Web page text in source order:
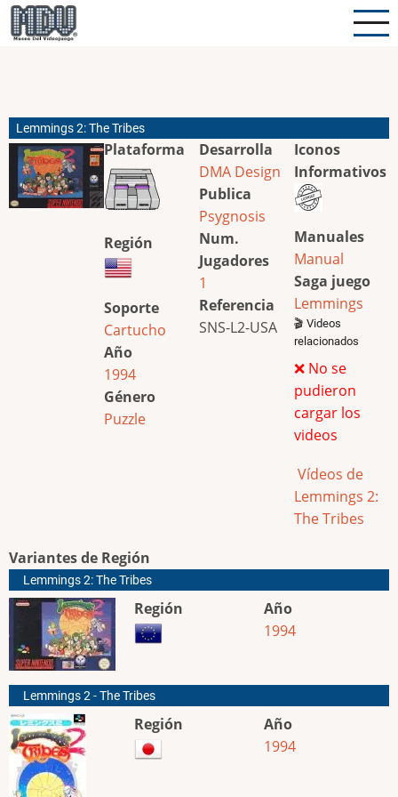
Pasar
al
Lemmings 2: The Tribes
Plataforma
Región
Soporte
Cartucho
Año
1994
Género
Puzzle
Desarrolla
DMA Design
Publica
Psygnosis
Num.
Jugadores
1
Referencia
SNS-L2-USA
Iconos
Informativos
Manuales
Manual
Saga juego
Lemmings
🎬 Videos
relacionados
❌ No se
pudieron
cargar los
videos
Vídeos de
Lemmings 2:
The Tribes
Variantes de Región
Lemmings 2: The Tribes
Región
Año
1994
Lemmings 2 - The Tribes
Región
Año
1994